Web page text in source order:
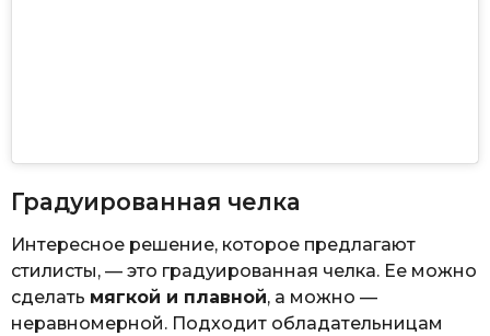
Градуированная челка
Интересное решение, которое предлагают
стилисты, — это градуированная челка. Ее можно
сделать мягкой и плавной, а можно —
неравномерной. Подходит обладательницам